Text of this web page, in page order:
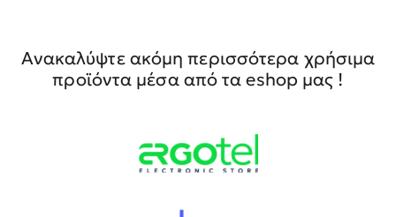
Ανακαλύψτε ακόμη περισσότερα χρήσιμα
προϊόντα μέσα από τα eshop μας !